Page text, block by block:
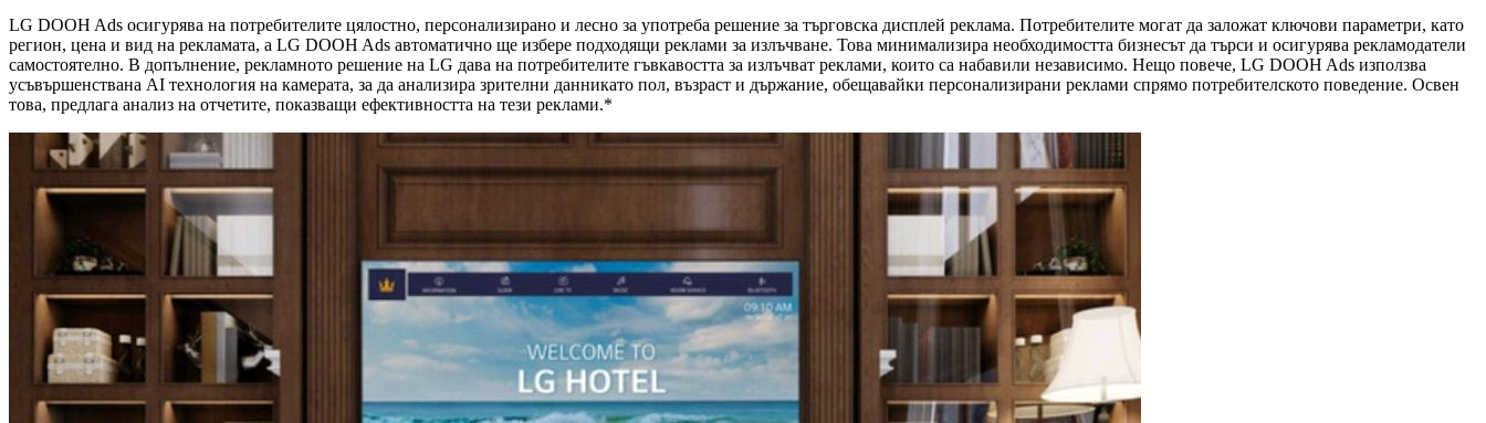
LG DOOH Ads осигурява на потребителите цялостно, персонализирано и лесно за употреба решение за търговска дисплей реклама. Потребителите могат да заложат ключови параметри, като
регион, цена и вид на рекламата, а LG DOOH Ads автоматично ще избере подходящи реклами за излъчване. Това минимализира необходимостта бизнесът да търси и осигурява рекламодатели
самостоятелно. В допълнение, рекламното решение на LG дава на потребителите гъвкавостта за излъчват реклами, които са набавили независимо. Нещо повече, LG DOOH Ads използва
усъвършенствана AI технология на камерата, за да анализира зрителни данникато пол, възраст и държание, обещавайки персонализирани реклами спрямо потребителското поведение. Освен
това, предлага анализ на отчетите, показващи ефективността на тези реклами.*